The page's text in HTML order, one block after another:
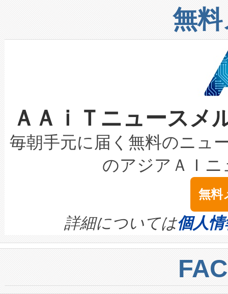
上げおよび商用化段階におけ
設備整備および立ち上げ調整
加組織は、Enzeneのバイオ
選定された製品について、自
取得できる可能性もあります
設には、3億～4億ドルかか
最高経営責任者（CEO）であ
す。「当社のfully-connected
ームを利用すれば、6,000万
きます。この効率性は、フェ
増加しているデータセンター
る電力網に大きな負担をかけ
事業者の負担軽減という課題
系統連系を迅速にし、ピーク
限を超えて利用可能な電力容
持できるよう貢献します。こ
ービスレベル契約（SLA）違
テリー性能の劣化によるダウ
念は、現在データセンターが
ます。 Voltaiq provides a
quality and reliability for AI
BESS stack to ensure battery
centers. Voltaiqは、ai&のAI
からシステム統合、試運転、
リューション「Avia 2」を発
したAvia 2は、1,000メート
狭視野のFOVを切り替えるこ
ケーブル、枝などの細かな対
なレーザースポットにより、
な環境下でも豊かなディテー
キロメートル範囲を検出
LiDAR for Inspections,
は1535 nmレーザーを搭載。
イズの小径化を実現すること
す。ノーマルモードでは、
ートル先まで検出でき、これ
トに対して約600メートルに
では、反射率10％のターゲッ
無
ＡＡｉＴニュース
毎朝手元に届く無料のニュ
のアジアＡＩ
無料
詳細については個人